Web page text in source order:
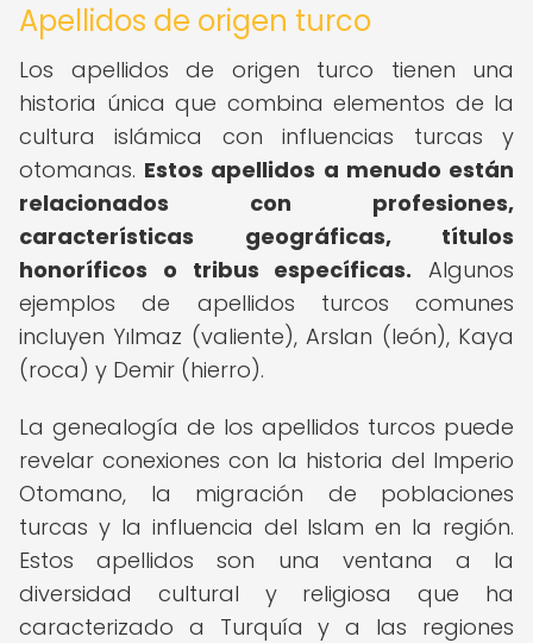
Apellidos de origen turco
Los apellidos de origen turco tienen una
historia única que combina elementos de la
cultura islámica con influencias turcas y
otomanas. Estos apellidos a menudo están
relacionados con profesiones,
características geográficas, títulos
honoríficos o tribus específicas. Algunos
ejemplos de apellidos turcos comunes
incluyen Yılmaz (valiente), Arslan (león), Kaya
(roca) y Demir (hierro).
La genealogía de los apellidos turcos puede
revelar conexiones con la historia del Imperio
Otomano, la migración de poblaciones
turcas y la influencia del Islam en la región.
Estos apellidos son una ventana a la
diversidad cultural y religiosa que ha
caracterizado a Turquía y a las regiones